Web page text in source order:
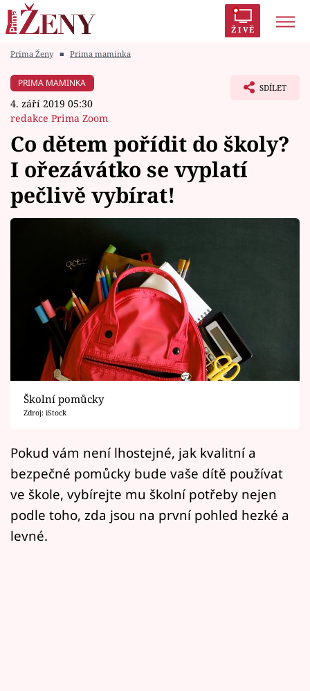
ŽIVĚ
Módní alarm
Zrádci
Témata
Celebrity
Horoskopy
Sledujte prima+
Filmový festival Karlovy Vary
Pořady
Mámy sobě
Přihlášení
Sledujte nás
Prima Ženy ■ Prima maminka
PRIMA MAMINKA
4. září 2019 05:30
redakce Prima Zoom
SDÍLET
Co dětem pořídit do školy?
I ořezávátko se vyplatí
pečlivě vybírat!
Školní pomůcky
Zdroj: iStock
Pokud vám není lhostejné, jak kvalitní a
bezpečné pomůcky bude vaše dítě používat
ve škole, vybírejte mu školní potřeby nejen
podle toho, zda jsou na první pohled hezké a
levné.